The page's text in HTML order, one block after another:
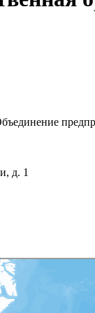
д. 1